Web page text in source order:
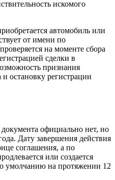
искомого
автомобиль или
от имени по
на моменте сбора
сделки в
признания
остановку регистрации
официально нет, но
Дату завершения действия
соглашения, а по
или создается
умолчанию на протяжении 12